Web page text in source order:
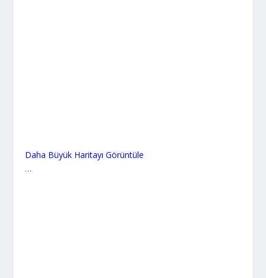
Daha Büyük Haritayı Görüntüle
…